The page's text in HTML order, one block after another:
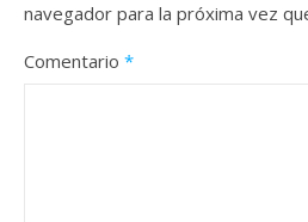
navegador para la próxima vez
Comentario *